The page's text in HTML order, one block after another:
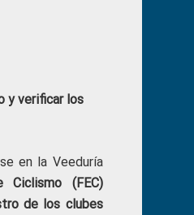
y verificar los
en la Veeduría
(FEC)
de los clubes